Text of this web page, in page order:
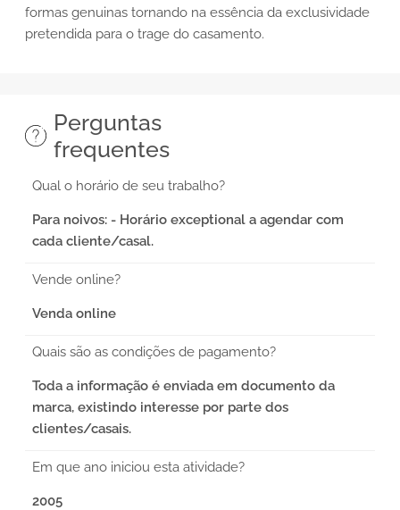
formas genuinas tornando na essência da exclusividade
pretendida para o trage do casamento.
Perguntas
frequentes
Qual o horário de seu trabalho?
Para noivos: - Horário exceptional a agendar com
cada cliente/casal.
Vende online?
Venda online
Quais são as condições de pagamento?
Toda a informação é enviada em documento da
marca, existindo interesse por parte dos
clientes/casais.
Em que ano iniciou esta atividade?
2005